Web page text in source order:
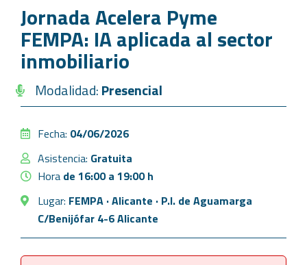
Jornada Acelera Pyme
FEMPA: IA aplicada al sector
inmobiliario
Modalidad:Presencial
Fecha: 04/06/2026
Asistencia: Gratuita
Hora de 16:00 a 19:00 h
Lugar: FEMPA · Alicante · P.I. de Aguamarga
C/Benijófar 4-6 Alicante